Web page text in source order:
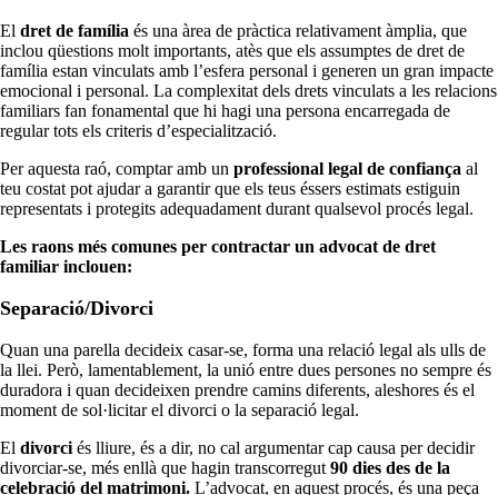
El dret de família és una àrea de pràctica relativament àmplia, que
inclou qüestions molt importants, atès que els assumptes de dret de
família estan vinculats amb l’esfera personal i generen un gran impacte
emocional i personal. La complexitat dels drets vinculats a les relacions
familiars fan fonamental que hi hagi una persona encarregada de
regular tots els criteris d’especialització.
Per aquesta raó, comptar amb un professional legal de confiança al
teu costat pot ajudar a garantir que els teus éssers estimats estiguin
representats i protegits adequadament durant qualsevol procés legal.
Les raons més comunes per contractar un advocat de dret
familiar inclouen:
Separació/Divorci
Quan una parella decideix casar-se, forma una relació legal als ulls de
la llei. Però, lamentablement, la unió entre dues persones no sempre és
duradora i quan decideixen prendre camins diferents, aleshores és el
moment de sol·licitar el divorci o la separació legal.
El divorciés lliure, és a dir, no cal argumentar cap causa per decidir
divorciar-se, més enllà que hagin transcorregut90 dies des de la
celebració del matrimoni. L’advocat, en aquest procés, és una peça